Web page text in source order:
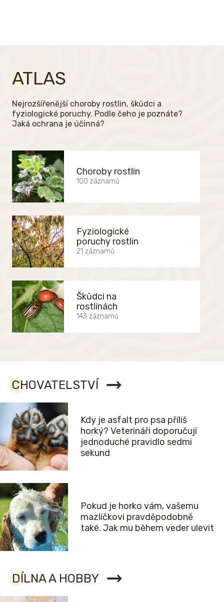
ATLAS
Nejrozšířenější choroby rostlin, škůdci a
fyziologické poruchy. Podle čeho je poznáte?
Jaká ochrana je účinná?
Choroby rostlin
100 záznamů
Fyziologické
poruchy rostlin
21 záznamů
Škůdci na
rostlinách
143 záznamů
CHOVATELSTVÍ
Kdy je asfalt pro psa příliš
horký? Veterináři doporučují
jednoduché pravidlo sedmi
sekund
Pokud je horko vám, vašemu
mazlíčkovi pravděpodobně
také. Jak mu během veder ulevit
DÍLNA A HOBBY